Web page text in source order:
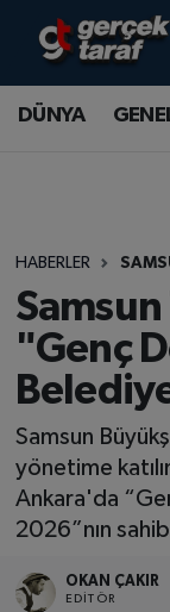
DÜNYA
HABERLER
Samsun
"Genç
Samsun
yönetime
Ankara'da
2026”nın
OKAN ÇAKIR
EDITÖR
Canlı TV
DÜNYA
POLİTİKA
SAMSUN
SAĞLIK
SPOR
Samsun
Samsun
Süper Lig
Tüm
Son